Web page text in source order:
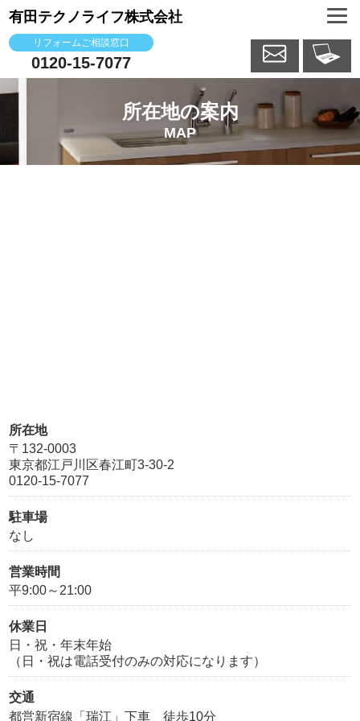
有田テクノライフ株式会社
リフォームご相談窓口
0120-15-7077
所在地の案内
MAP
所在地
〒132-0003
東京都江戸川区春江町3-30-2
0120-15-7077
駐車場
なし
営業時間
平9:00～21:00
休業日
日・祝・年末年始
（日・祝は電話受付のみの対応になります）
交通
都営新宿線「瑞江」下車 徒歩10分